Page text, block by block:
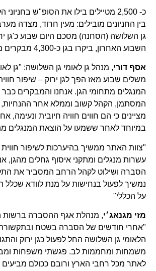
כ- 2,500 מטיילים בילו את הסופ"ש
בין החניונים מובילים: מעין חרוד, מצדה
גן השלושה (הסחנה) מסכם היום שבוע כ'גן
השבוע האחרון, ביקרו בגן כ-4,300 מבקרים מבקרות.
אסף דורי, מנהל גן לאומי גן השלושה: "גן
משלים שבוע מאז הפך לגן ירוק – שיפור
המנגלים מתחומי הגן. אנחנו והמבקרים כבר
המסתמן, הקהל קשוב וממלא אחר
מציינים כי הם חווים חוויה חיובית ונעימה,
במיוחד לאחר ששמעו על הוצאת המנגלים
"צוות האתר ממשיך בהיערכות לשיפור חווית
עשרות מנגלים ומתקני איסוף גחלים מהגן,
הסברה ושילוט לקהל הרחב המסביר את
נמשיך לפעול בנחישות על מנת לוודא שכלל
על הכללי"
מזי מגנאג׳י, מנהלת אגף ההסברה ברשות
"אחרי חודשים של הסברה בשטח
הלאומי גן השלושה החל לפעול כגן ירוק
משמחות ומחממות לב. פגשתי משפחות
לאתר מכל רחבי הארץ ורובם ככולם